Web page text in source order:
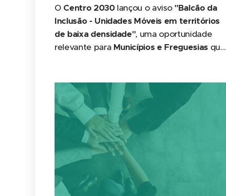
O Centro 2030lançou o aviso "Balcão da
Inclusão - Unidades Móveis em territórios
de baixa densidade", uma oportunidade
relevante para Municípios e Freguesiasque
mais vulneráveis. As candidaturas decorrem
até às
18h00 do dia 29 de maio de 2026